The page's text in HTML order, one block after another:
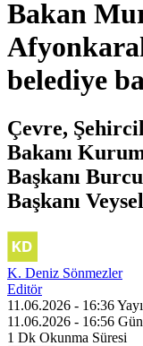
Bakan
belediye
Çevre,
Bakanı
Başkanı
Başkanı
K. Deniz Sönmezler
Editör
11.06.2026 - 16:36
11.06.2026 - 16:56
1 Dk Okunma Süresi